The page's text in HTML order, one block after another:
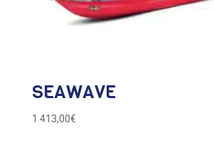
SEAWAVE
1 413,00€